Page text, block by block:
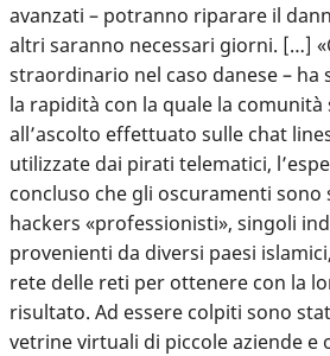
avanzati – potranno riparare il
altri saranno necessari giorni. […]
straordinario nel caso danese – ha
la rapidità con la quale la comunità
all’ascolto effettuato sulle chat
utilizzate dai pirati telematici,
concluso che gli oscuramenti
hackers «professionisti», singoli
provenienti da diversi paesi
rete delle reti per ottenere con la
risultato. Ad essere colpiti sono
vetrine virtuali di piccole aziende e